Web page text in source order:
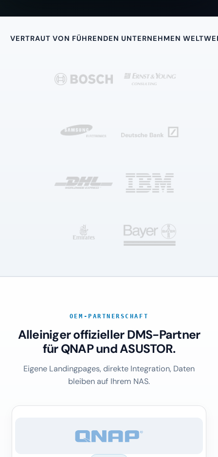
VERTRAUT VON FÜHRENDEN UNTERNEHMEN
OEM-PARTNERSCHAFT
Alleiniger offizieller DMS-Partner
für QNAP und ASUSTOR.
Eigene Landingpages, direkte Integration, Daten
bleiben auf Ihrem NAS.